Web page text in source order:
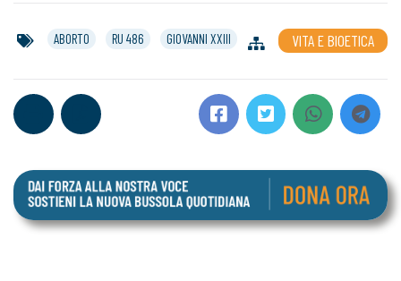
ABORTO RU 486 GIOVANNI XXIII VITA E BIOETICA